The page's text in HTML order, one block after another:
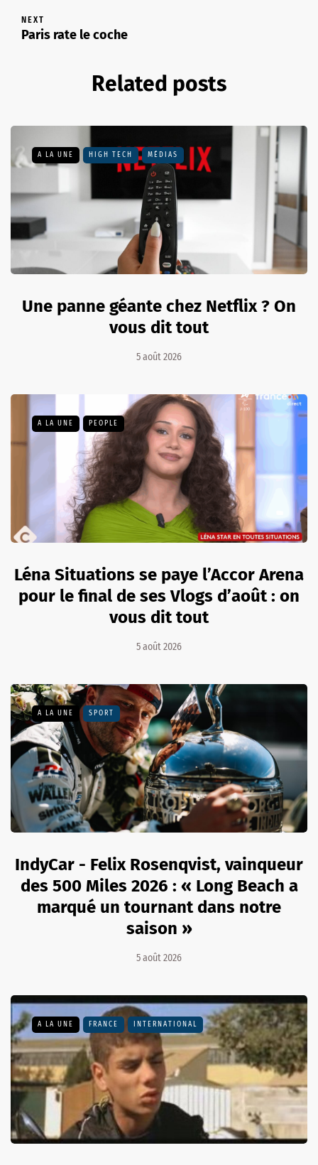
NEXT
Paris rate le coche
Related posts
A LA UNE HIGH TECH MÉDIAS
Une panne géante chez Netflix ? On
vous dit tout
5 août 2026
A LA UNE PEOPLE
Léna Situations se paye l’Accor Arena
pour le final de ses Vlogs d’août : on
vous dit tout
5 août 2026
A LA UNE SPORT
IndyCar - Felix Rosenqvist, vainqueur
des 500 Miles 2026 : « Long Beach a
marqué un tournant dans notre
saison »
5 août 2026
A LA UNE FRANCE INTERNATIONAL